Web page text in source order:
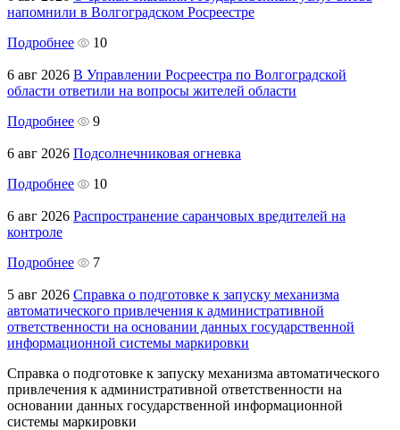
напомнили в Волгоградском Росреестре
Подробнее
10
6 авг 2026 В Управлении Росреестра по Волгоградской
области ответили на вопросы жителей области
Подробнее
9
6 авг 2026 Подсолнечниковая огневка
Подробнее
10
6 авг 2026 Распространение саранчовых вредителей на
контроле
Подробнее
7
5 авг 2026 Справка о подготовке к запуску механизма
автоматического привлечения к административной
ответственности на основании данных государственной
информационной системы маркировки
Справка о подготовке к запуску механизма автоматического
привлечения к административной ответственности на
основании данных государственной информационной
системы маркировки